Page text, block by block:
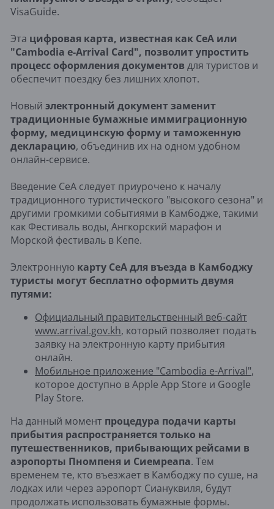
VisaGuide.
Эта цифровая карта, известная как CeA или
"Cambodia e-Arrival Card", позволит упростить
процесс оформления документов для туристов и
обеспечит поездку без лишних хлопот.
Новый электронный документ заменит
традиционные бумажные иммиграционную
форму, медицинскую форму и таможенную
декларацию, объединив их на одном удобном
онлайн-сервисе.
Введение CeA следует приурочено к началу
традиционного туристического "высокого сезона" и
другими громкими событиями в Камбодже, такими
как Фестиваль воды, Ангкорский марафон и
Морской фестиваль в Кепе.
Электронную карту CeA для въезда в Камбоджу
туристы могут бесплатно оформить двумя
путями:
Официальный правительственный веб-сайт
www.arrival.gov.kh, который позволяет подать
заявку на электронную карту прибытия
онлайн.
Мобильное приложение "Cambodia e-Arrival",
которое доступно в Apple App Store и Google
Play Store.
На данный момент процедура подачи карты
прибытия распространяется только на
путешественников, прибывающих рейсами в
аэропорты Пномпеня и Сиемреапа. Тем
временем те, кто въезжает в Камбоджу по суше, на
лодках или через аэропорт Сиануквиля, будут
продолжать использовать бумажные формы.